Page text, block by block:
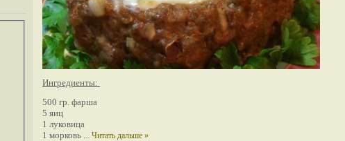
Ингредиенты:
500 гр. фарша
5 яиц
1 луковица
1 морковь
Читать дальше »